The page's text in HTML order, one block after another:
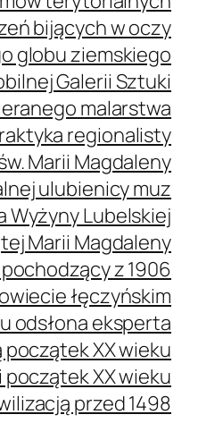
bijących w oczy
globu ziemskiego
Galerii Sztuki
malarstwa
regionalisty
Marii Magdaleny
ulubienicy muz
Lubelskiej
Marii Magdaleny
z 1906
łęczyńskim
odsłona eksperta
początek XX wieku
XX wieku
przed 1498